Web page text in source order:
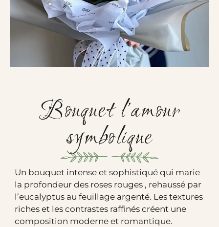
Bouquet l’amour
symbolique
Un bouquet intense et sophistiqué qui marie
la profondeur des roses rouges , rehaussé par
l’eucalyptus au feuillage argenté. Les textures
riches et les contrastes raffinés créent une
composition moderne et romantique.